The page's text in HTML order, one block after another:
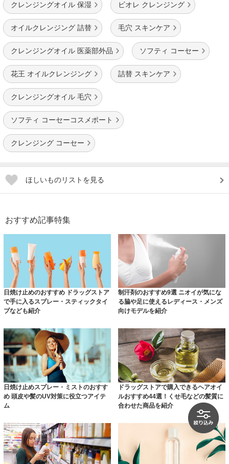
クレンジングオイル 保湿 ビオレ クレンジング
オイルクレンジング 詰替 毛穴 スキンケア
クレンジングオイル 医薬部外品 ソフティ コーセー
花王 オイルクレンジング 詰替 スキンケア
クレンジングオイル 毛穴
ソフティ コーセーコスメポート
クレンジング コーセー
ほしいものリストを見る
おすすめ記事特集
日焼け止めのおすすめ ドラッグストア
で手に入るスプレー・スティックタイ
プなども紹介
制汗剤のおすすめ9選 ニオイが気にな
る脇や足に使えるレディース・メンズ
向けモデルを紹介
日焼け止めスプレー・ミストのおすす
め 頭皮や髪のUV対策に役立つアイテ
ム
ドラッグストアで購入できるヘアオイ
ルおすすめ44選！くせ毛などの髪質に
合わせた商品を紹介